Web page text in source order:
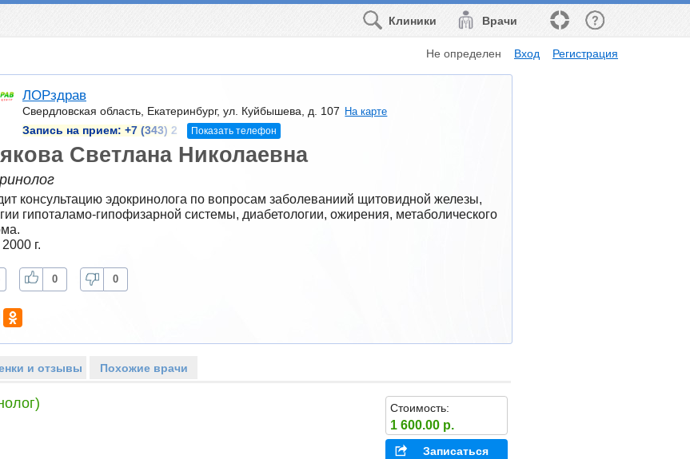
Врачи
Клиники
Не определен Вход Регистрация
ЛОРздрав
Свердловская область, Екатеринбург, ул. Куйбышева, д. 107 На карте
Запись на прием: +7 (343) 2 Показать телефон
Светлана Николаевна
консультацию эдокринолога по вопросам заболеваниий щитовидной железы,
гипоталамо-гипофизарной системы, диабетологии, ожирения, метаболического
г.
0 0
и отзывы Похожие врачи
Стоимость:
1 600.00 р.
Записаться